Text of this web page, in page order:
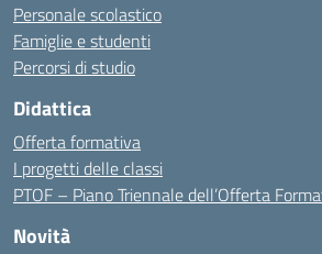
Personale scolastico
Famiglie e studenti
Percorsi di studio
Didattica
Offerta formativa
I progetti delle classi
PTOF – Piano Triennale dell’Offerta
Novità